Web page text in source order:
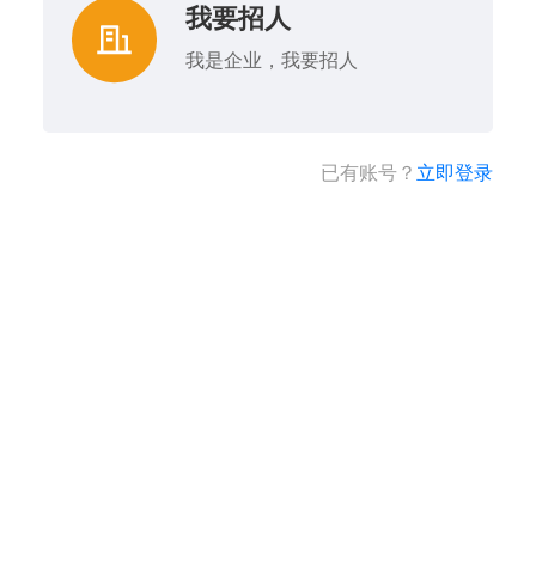
我要招人
我是企业，我要招人
已有账号？ 立即登录